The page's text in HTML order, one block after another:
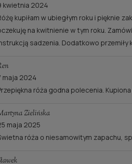
kwietnia 2024
kupiłam w ubiegłym roku i pięknie
na kwitnienie w tym roku.
sadzenia. Dodatkowo
maja 2024
róża godna polecenia.
Zielińska
maja 2025
róża o niesamowitym zapachu,